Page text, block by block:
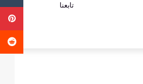
تابعنا